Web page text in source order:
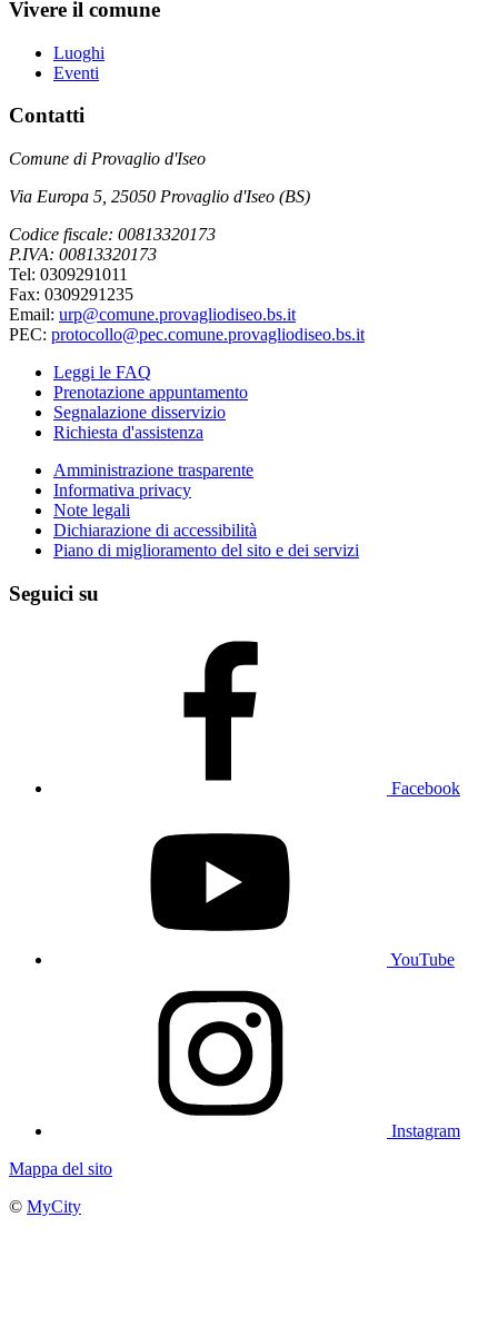
Vivere il comune
Luoghi
Eventi
Contatti
Comune di Provaglio d'Iseo
Via Europa 5, 25050 Provaglio d'Iseo (BS)
Codice fiscale: 00813320173
P.IVA: 00813320173
Tel: 0309291011
Fax: 0309291235
Email: urp@comune.provagliodiseo.bs.it
PEC: protocollo@pec.comune.provagliodiseo.bs.it
Leggi le FAQ
Prenotazione appuntamento
Segnalazione disservizio
Richiesta d'assistenza
Amministrazione trasparente
Informativa privacy
Note legali
Dichiarazione di accessibilità
Piano di miglioramento del sito e dei servizi
Seguici su
Facebook
YouTube
Instagram
Mappa del sito
© MyCity